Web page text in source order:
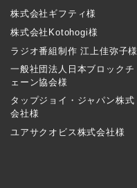
株式会社ギフティ様
株式会社Kotohogi様
ラジオ番組制作 江上佳弥子様
一般社団法人日本ブロックチ
ェーン協会様
タップジョイ・ジャパン株式
会社様
ユアサクオビス株式会社様